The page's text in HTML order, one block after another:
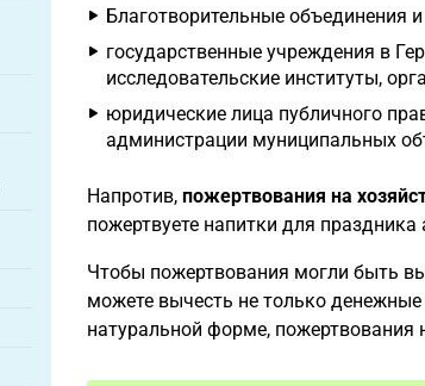
Благотворительные объединения
государственные учреждения в
исследовательские институты,
юридические лица публичного
администрации муниципальных
Напротив, пожертвования на
пожертвуете напитки для
Чтобы пожертвования могли быть
можете вычесть не только
натуральной форме, пожертвования